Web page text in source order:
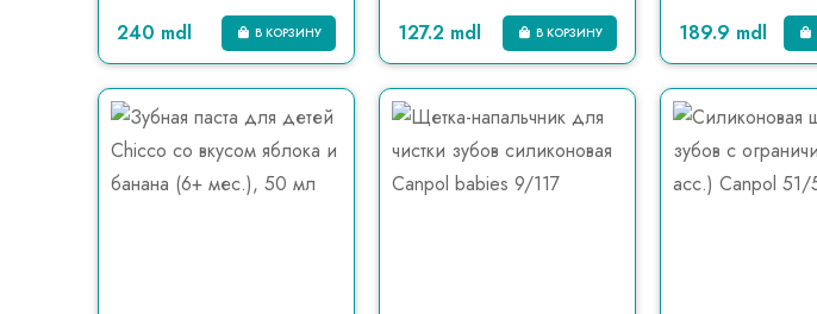
240 mdl В КОРЗИНУ 127.2 mdl В КОРЗИНУ 189.9 mdl